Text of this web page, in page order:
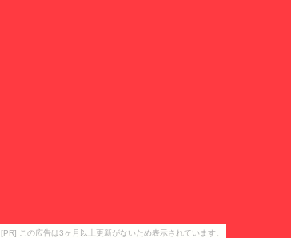
[PR] この広告は3ヶ月以上更新がないため表示されています。